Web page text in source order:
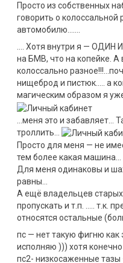
Просто из собственных
говорить о
автомобилю…….
…. Хотя внутри я — ОДИН
на БМВ, что на копейке.
колоссально
нищеброд и пистюк….. а
магическим образом я
…меня это и забавляет…
троллить…
Просто для меня — не
тем более какая машина…
Для меня одинаковы и
равны…
А ещё владельцев
пропускать и т.п. ….. т.к.
относятся остальные
пс — нет такую фигню как
исполняю ))) хотя
пс2- низкосаженные тазы